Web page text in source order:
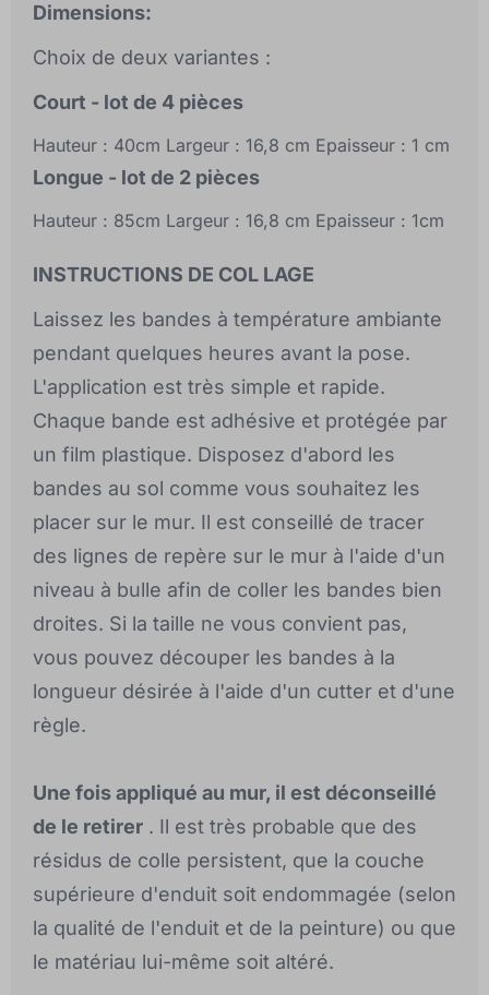
Dimensions:
Choix de deux variantes :
Court - lot de 4 pièces
Hauteur : 40cm Largeur : 16,8 cm Epaisseur : 1 cm
Longue - lot de 2 pièces
Hauteur : 85cm Largeur : 16,8 cm Epaisseur : 1cm
INSTRUCTIONS DE COL LAGE
Laissez les bandes à température ambiante
pendant quelques heures avant la pose.
L'application est très simple et rapide.
Chaque bande est adhésive et protégée par
un film plastique. Disposez d'abord les
bandes au sol comme vous souhaitez les
placer sur le mur. Il est conseillé de tracer
des lignes de repère sur le mur à l'aide d'un
niveau à bulle afin de coller les bandes bien
droites. Si la taille ne vous convient pas,
vous pouvez découper les bandes à la
longueur désirée à l'aide d'un cutter et d'une
règle.
Une fois appliqué au mur, il est déconseillé
de le retirer . Il est très probable que des
résidus de colle persistent, que la couche
supérieure d'enduit soit endommagée (selon
la qualité de l'enduit et de la peinture) ou que
le matériau lui-même soit altéré.